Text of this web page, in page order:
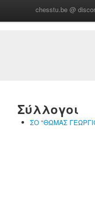
chesstu.be @
Σύλλογοι
ΣΟ "ΘΩΜΑΣ